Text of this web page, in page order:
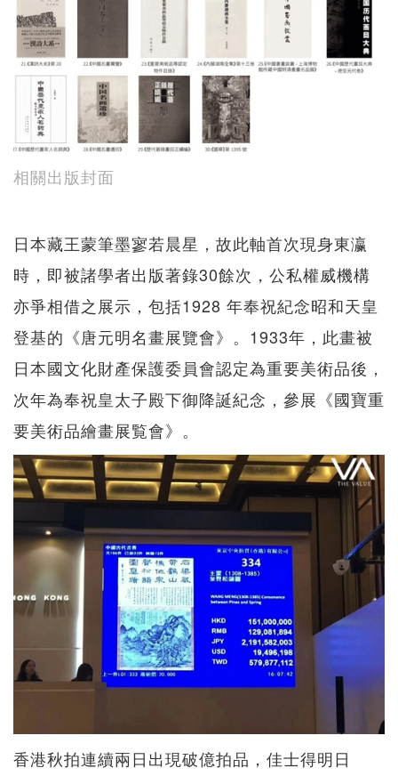
相關出版封面
日本藏王蒙筆墨寥若晨星，故此軸首次現身東瀛
時，即被諸學者出版著錄30餘次，公私權威機構
亦爭相借之展示，包括1928 年奉祝紀念昭和天皇
登基的《唐元明名畫展覽會》。1933年，此畫被
日本國文化財產保護委員會認定為重要美術品後，
次年為奉祝皇太子殿下御降誕紀念，參展《國寶重
要美術品繪畫展覧會》。
香港秋拍連續兩日出現破億拍品，佳士得明日